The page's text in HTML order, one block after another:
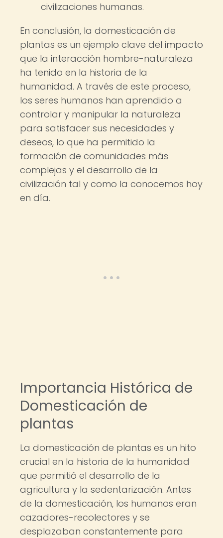
civilizaciones humanas.
En conclusión, la domesticación de
plantas es un ejemplo clave del impacto
que la interacción hombre-naturaleza
ha tenido en la historia de la
humanidad. A través de este proceso,
los seres humanos han aprendido a
controlar y manipular la naturaleza
para satisfacer sus necesidades y
deseos, lo que ha permitido la
formación de comunidades más
complejas y el desarrollo de la
civilización tal y como la conocemos hoy
en día.
Importancia Histórica de
Domesticación de
plantas
La domesticación de plantas es un hito
crucial en la historia de la humanidad
que permitió el desarrollo de la
agricultura y la sedentarización. Antes
de la domesticación, los humanos eran
cazadores-recolectores y se
desplazaban constantemente para